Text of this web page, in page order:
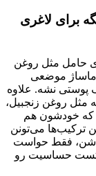
برای لاغری
حامل مثل روغن
ماساژ موضعی
پوستی نشه. علاوه
مثل روغن زنجبیل،
که خودشون هم
ترکیب‌ها می‌تونن
فقط حواست
تست حساسیت رو